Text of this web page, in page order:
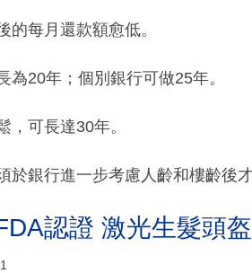
的每月還款額愈低。
20年；個別銀行可做25年。
，可長達30年。
於銀行進一步考慮人齡和樓齡後才
認證 激光生髮頭盔